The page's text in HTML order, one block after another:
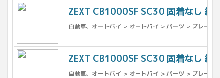
ZEXT CB1000SF SC30 固着なし 純
自動車、オートバイ > オートバイ > パーツ > ブレーキ
ZEXT CB1000SF SC30 固着なし 純
自動車、オートバイ > オートバイ > パーツ > ブレーキ